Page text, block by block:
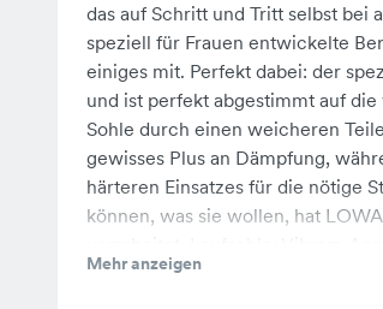
das auf Schritt und Tritt selbst bei
speziell für Frauen entwickelte
einiges mit. Perfekt dabei: der
und ist perfekt abgestimmt auf
Sohle durch einen weicheren
gewisses Plus an Dämpfung,
härteren Einsatzes für die nötige
können, was sie wollen, hat
Leistenweite: normal Einsatzgebiet:
Mehr anzeigen